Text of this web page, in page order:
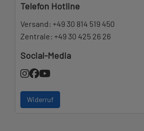
Telefon Hotline
Versand: +49 30 814 519 450
Zentrale: +49 30 425 26 26
Social-Media
Widerruf